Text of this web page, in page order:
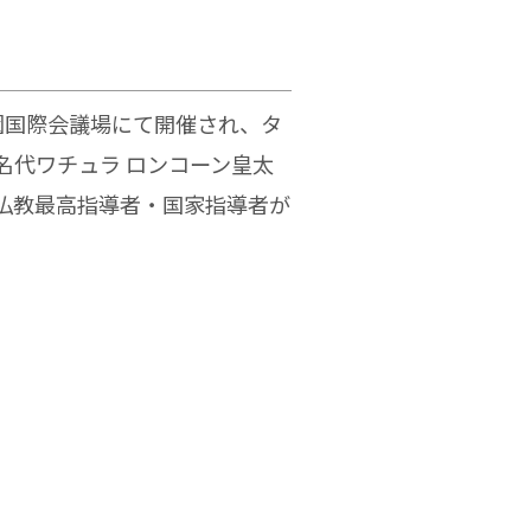
際会議場にて開催され、タ
代ワチュラ ロンコーン皇太
教最高指導者・国家指導者が